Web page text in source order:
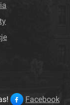
Facebook